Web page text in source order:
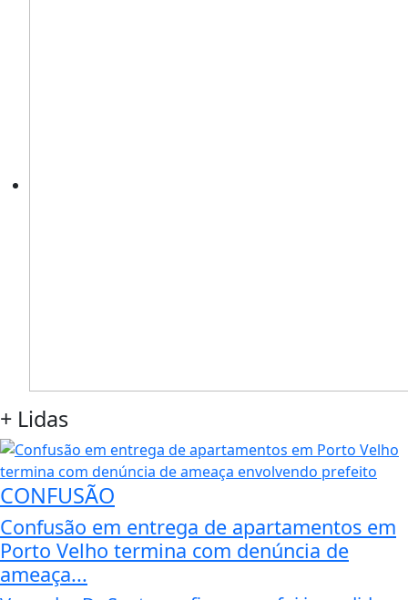
+ Lidas
CONFUSÃO
Confusão em entrega de apartamentos em
Porto Velho termina com denúncia de
ameaça...